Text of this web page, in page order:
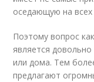
оседающую на всех
Поэтому вопрос
является
или дома. Тем
предлагают